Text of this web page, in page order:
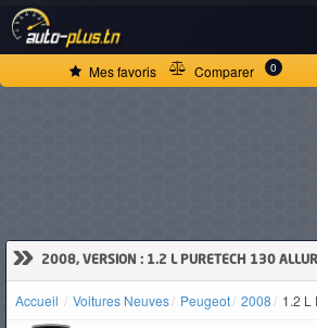
Mes favoris Comparer 0
» 2008, VERSION : 1.2 L PURETECH 130
Accueil Voitures Neuves Peugeot 2008 1.2 L
ACCUEIL